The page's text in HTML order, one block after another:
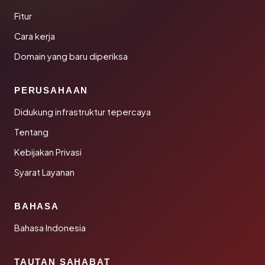
Fitur
Cara kerja
Domain yang baru diperiksa
PERUSAHAAN
Didukung infrastruktur tepercaya
Tentang
Kebijakan Privasi
Syarat Layanan
BAHASA
Bahasa Indonesia
TAUTAN SAHABAT